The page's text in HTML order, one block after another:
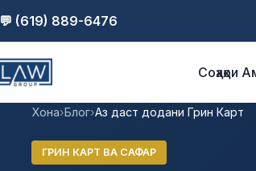
💬 (619) 889-6476
Соҳаҳои
Хона›Блог›Аз даст додани Грин Карт
ГРИН КАРТ ВА САФАР